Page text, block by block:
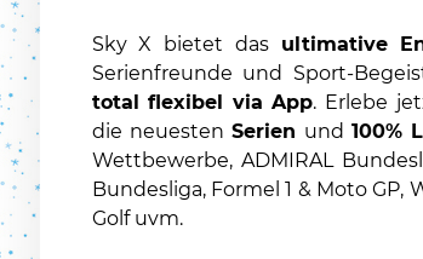
Sky X bietet das ultimative
Serienfreunde und Sport-
total flexibel via App. Erlebe
die neuestenSerien und 100%
Wettbewerbe, ADMIRAL
Bundesliga, Formel 1 & Moto GP,
Golf uvm.